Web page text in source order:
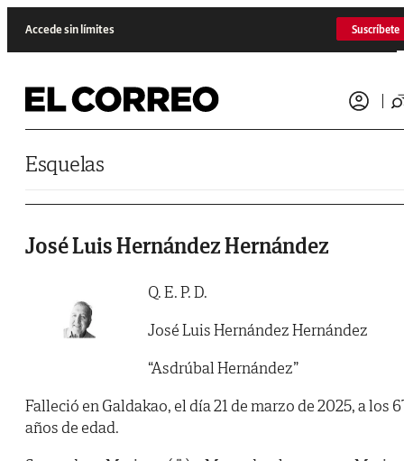
Accede sin límites Suscríbete
Esquelas
José Luis Hernández Hernández
Q. E. P. D.
José Luis Hernández Hernández
“Asdrúbal Hernández”
Falleció en Galdakao, el día 21 de marzo de 2025, a los
años de edad.